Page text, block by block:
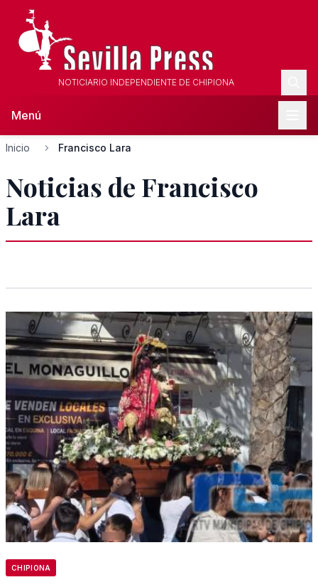
NOTICIARIO INDEPENDIENTE DE CHIPIONA
Menú
Inicio Francisco Lara
Noticias de Francisco
Lara
CHIPIONA